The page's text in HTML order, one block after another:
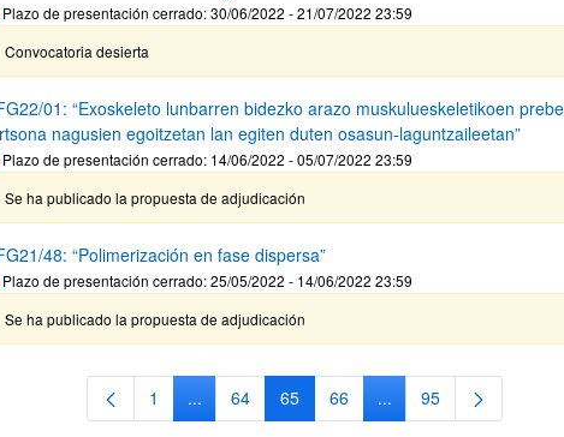
Plazo de presentación cerrado: 30/06/2022 - 21/07/2022 23:59
Convocatoria desierta
01: “Exoskeleto lunbarren bidezko arazo muskulueskeletikoen
nagusien egoitzetan lan egiten duten osasun-laguntzaileetan”
Plazo de presentación cerrado: 14/06/2022 - 05/07/2022 23:59
Se ha publicado la propuesta de adjudicación
48: “Polimerización en fase dispersa”
Plazo de presentación cerrado: 25/05/2022 - 14/06/2022 23:59
Se ha publicado la propuesta de adjudicación
Página
1 ...Páginas intermedias Use TAB para desplazarse.
Página
64 Página
65 Página
66 ...Páginas intermedias
Página
95